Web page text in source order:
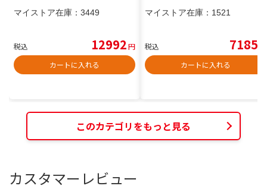
マイストア在庫： 3449
税込 12992円
カートに入れる
マイストア在庫： 1521
税込 7185
カートに入れる
このカテゴリをもっと見る
カスタマーレビュー